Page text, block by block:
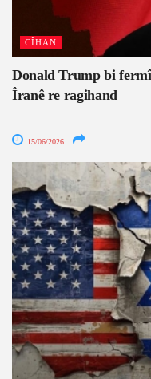
CÎHAN
Donald Trump bi
Îranê re ragihand
15/06/2026